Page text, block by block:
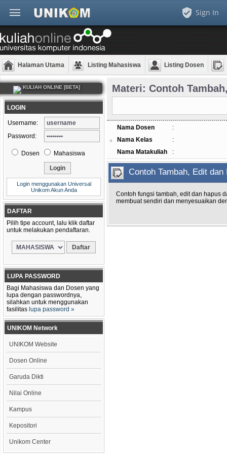
Sign In
Halaman Utama Listing Mahasiswa Listing Dosen
KULIAH ONLINE [BETA]
LOGIN
Username:
Password:
Dosen Mahasiswa
Login menggunakan Universal
Unikom Akun Anda
DAFTAR
Pilih tipe account, lalu klik daftar
untuk melakukan pendaftaran.
LUPA PASSWORD
Bagi Mahasiswa dan Dosen yang
lupa dengan passwordnya,
silahkan untuk menggunakan
fasilitas lupa password »
UNIKOM Network
UNIKOM Website
Dosen Online
Garuda Dikti
Nilai Online
Kampus
Kepositori
Unikom Center
Materi: Contoh
Nama Dosen
:
Nama Kelas
:
Nama Matakuliah
:
Contoh Tambah, Edit
Contoh fungsi tambah, edit dan hapus
membuat sendiri dan menyesuaikan